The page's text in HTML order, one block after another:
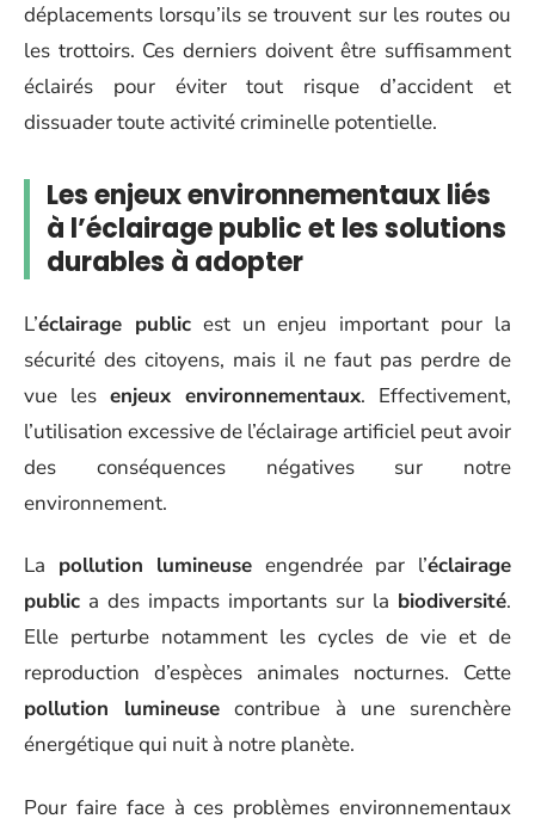
déplacements lorsqu’ils se trouvent sur les routes ou
les trottoirs. Ces derniers doivent être suffisamment
éclairés pour éviter tout risque d’accident et
dissuader toute activité criminelle potentielle.
Les enjeux environnementaux liés
à l’éclairage public et les solutions
durables à adopter
L’éclairage publicest un enjeu important pour la
sécurité des citoyens, mais il ne faut pas perdre de
vue les enjeux environnementaux. Effectivement,
l’utilisation excessive de l’éclairage artificiel peut avoir
des conséquences négatives sur notre
environnement.
La pollution lumineuse engendrée par l’éclairage
public a des impacts importants sur la biodiversité.
Elle perturbe notamment les cycles de vie et de
reproduction d’espèces animales nocturnes. Cette
pollution lumineuse contribue à une surenchère
énergétique qui nuit à notre planète.
Pour faire face à ces problèmes environnementaux